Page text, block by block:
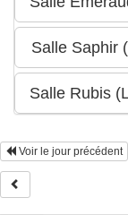
Voir le jour précédent